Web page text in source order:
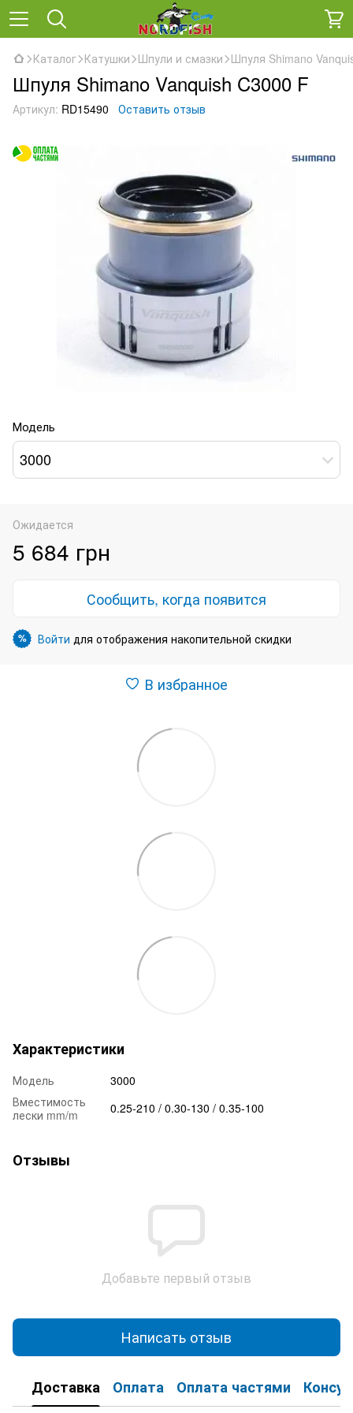
Каталог Катушки Шпули и смазки Шпуля Shimano
Шпуля Shimano Vanquish C3000 F
Артикул: RD15490 Оставить отзыв
Модель
3000
Ожидается
5 684 грн
Сообщить, когда появится
% Войти для отображения накопительной скидки
В избранное
Характеристики
Модель
3000
Вместимость
лески mm/m
0.25-210 / 0.30-130 / 0.35-100
Отзывы
Добавьте первый отзыв
Написать отзыв
Доставка Оплата Оплата частями